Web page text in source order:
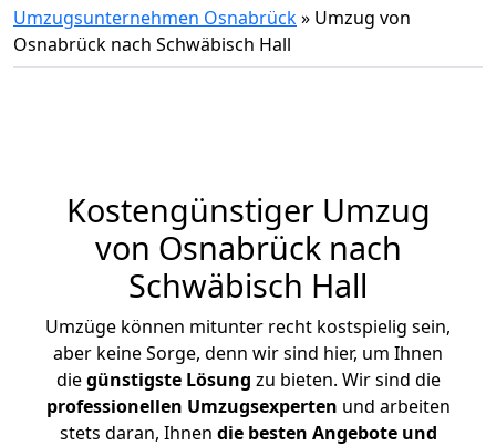
Umzugsunternehmen Osnabrück» Umzug von
Osnabrück nach Schwäbisch Hall
Kostengünstiger Umzug
von Osnabrück nach
Schwäbisch Hall
Umzüge können mitunter recht kostspielig sein,
aber keine Sorge, denn wir sind hier, um Ihnen
diegünstigste Lösung zu bieten. Wir sind die
professionellen Umzugsexperten und arbeiten
stets daran, Ihnen die besten Angebote und